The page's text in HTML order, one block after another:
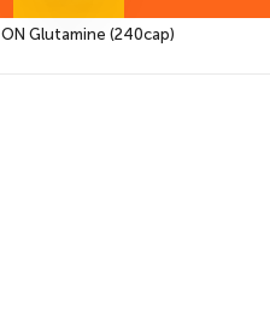
ON Glutamine (240cap)